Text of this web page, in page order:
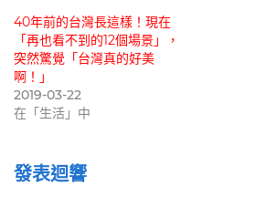
40年前的台灣長這樣！現在
「再也看不到的12個場景」，
突然驚覺「台灣真的好美
啊！」
2019-03-22
在「生活」中
發表迴響